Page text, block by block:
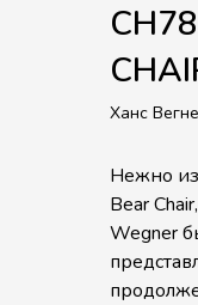
Ханс
Нежно
Bear
Wegner